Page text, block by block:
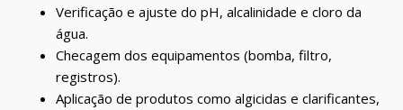
Verificação e ajuste do pH, alcalinidade e cloro da
água.
Checagem dos equipamentos (bomba, filtro,
registros).
Aplicação de produtos como algicidas e clarificantes,